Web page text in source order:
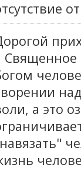
Священное
а это